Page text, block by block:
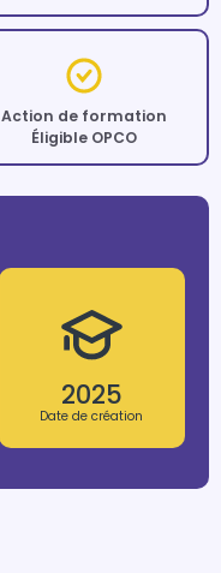
Action de formation
Éligible OPCO
2025
Date de création